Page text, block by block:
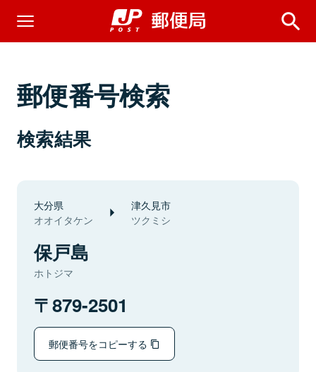
郵便番号検索
検索結果
大分県
オオイタケン
津久見市
ツクミシ
保戸島
ホトジマ
879-2501
郵便番号をコピーする